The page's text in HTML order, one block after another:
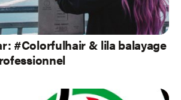
#Colorfulhair & lila balayage